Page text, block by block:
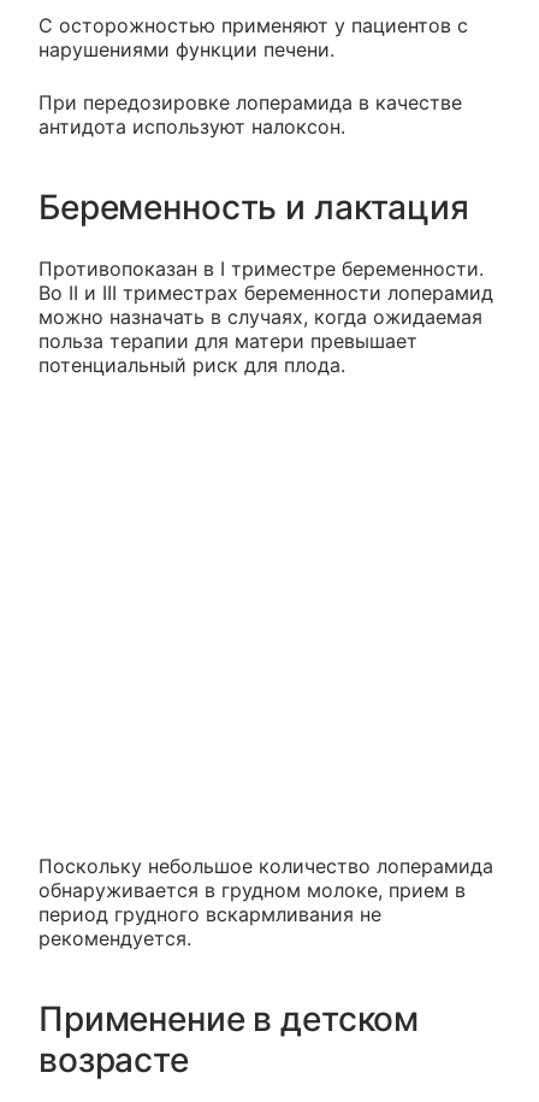
С осторожностью применяют у пациентов с
нарушениями функции печени.
При передозировке лоперамида в качестве
антидота используют налоксон.
Беременность и лактация
Противопоказан в I триместре беременности.
Во II и III триместрах беременности лоперамид
можно назначать в случаях, когда ожидаемая
польза терапии для матери превышает
потенциальный риск для плода.
Поскольку небольшое количество лоперамида
обнаруживается в грудном молоке, прием в
период грудного вскармливания не
рекомендуется.
Применение в детском
возрасте